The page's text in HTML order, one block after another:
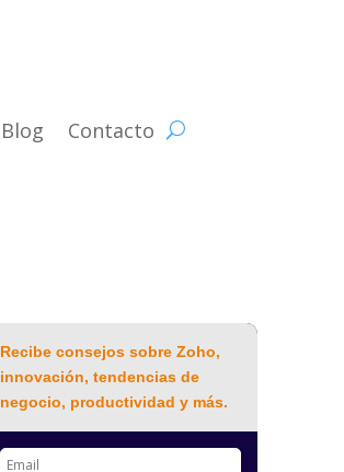
Blog Contacto
Recibe consejos sobre Zoho,
innovación, tendencias de
negocio, productividad y más.